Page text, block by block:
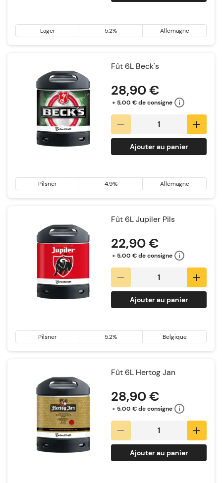
Lager 5.2% Allemagne
Fût 6L Beck's
28,90 €
+ 5,00 € de consigne
Ajouter au panier
Pilsner 4.9% Allemagne
Fût 6L Jupiler Pils
22,90 €
+ 5,00 € de consigne
Ajouter au panier
Pilsner 5.2% Belgique
Fût 6L Hertog Jan
28,90 €
+ 5,00 € de consigne
Ajouter au panier